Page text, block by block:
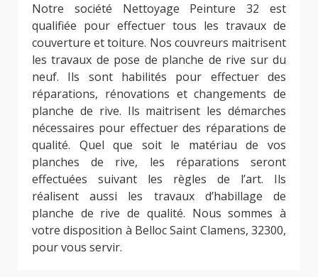
Notre société Nettoyage Peinture 32 est
qualifiée pour effectuer tous les travaux de
couverture et toiture. Nos couvreurs maitrisent
les travaux de pose de planche de rive sur du
neuf. Ils sont habilités pour effectuer des
réparations, rénovations et changements de
planche de rive. Ils maitrisent les démarches
nécessaires pour effectuer des réparations de
qualité. Quel que soit le matériau de vos
planches de rive, les réparations seront
effectuées suivant les règles de l’art. Ils
réalisent aussi les travaux d’habillage de
planche de rive de qualité. Nous sommes à
votre disposition à Belloc Saint Clamens, 32300,
pour vous servir.